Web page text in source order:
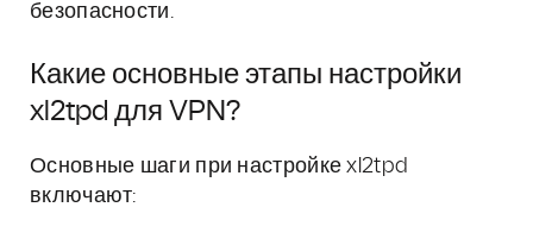
безопасности.
Какие основные этапы настройки
xl2tpd для VPN?
Основные шаги при настройке xl2tpd
включают: